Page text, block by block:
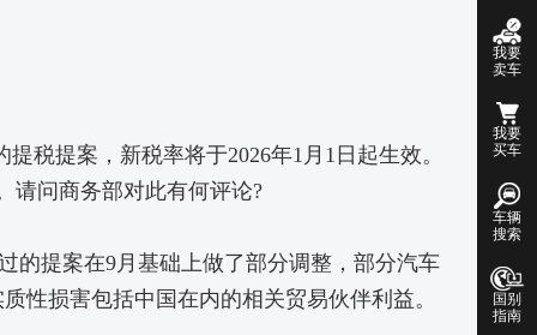
税提案，新税率将于2026年1月1日起生效。
请问商务部对此有何评论?
提案在9月基础上做了部分调整，部分汽车
性损害包括中国在内的相关贸易伙伴利益。
我要
卖车
我要
买车
车辆
搜索
国别
指南